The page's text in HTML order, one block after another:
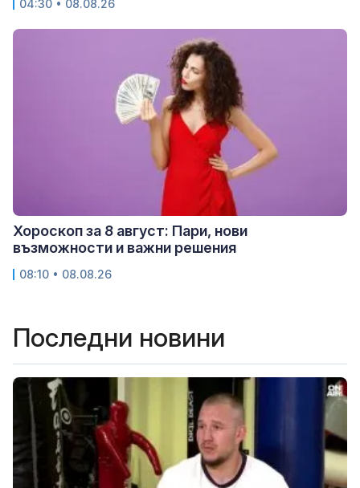
04:30 • 08.08.26
Хороскоп за 8 август: Пари, нови
възможности и важни решения
08:10 • 08.08.26
Последни новини